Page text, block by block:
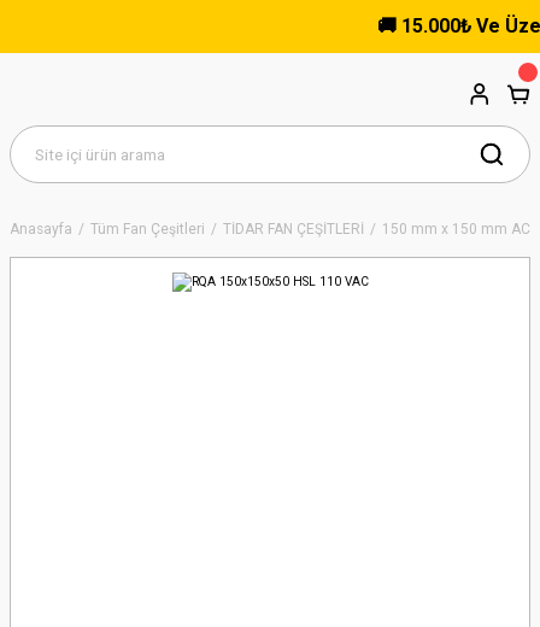
🚚 15.000₺ Ve
Anasayfa Tüm Fan Çeşitleri TİDAR FAN ÇEŞİTLERİ 150 mm x 150 mm AC